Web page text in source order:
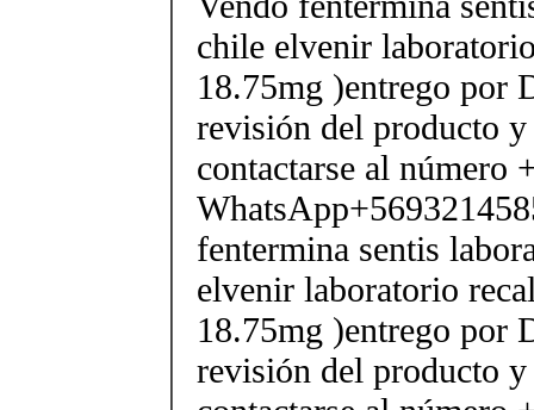
chile elvenir
18.75mg )entrego por
revisión del producto
contactarse al número
fentermina sentis
elvenir laboratorio
18.75mg )entrego por
revisión del producto